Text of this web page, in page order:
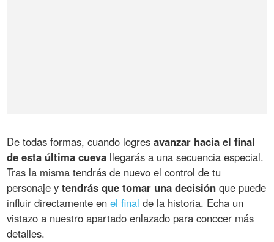
De todas formas, cuando logresavanzar hacia el final
de esta última cueva llegarás a una secuencia especial.
Tras la misma tendrás de nuevo el control de tu
personaje ytendrás que tomar una decisión que puede
influir directamente enel final de la historia. Echa un
vistazo a nuestro apartado enlazado para conocer más
detalles.